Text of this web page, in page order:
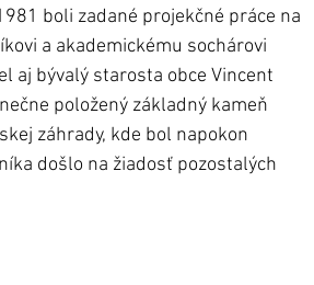
boli zadané projekčné práce na
a akademickému sochárovi
aj bývalý starosta obce Vincent
položený základný kameň
záhrady, kde bol napokon
došlo na žiadosť pozostalých